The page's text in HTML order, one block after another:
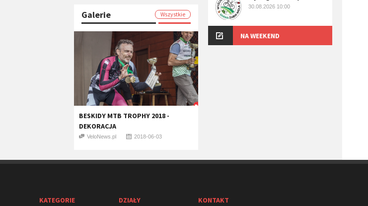
Galerie Wszystkie
BESKIDY MTB TROPHY 2018 -
DEKORACJA
VeloNews.pl 2018-06-03
30.08.2026 10:00
NA WEEKEND
KATEGORIE DZIAŁY KONTAKT